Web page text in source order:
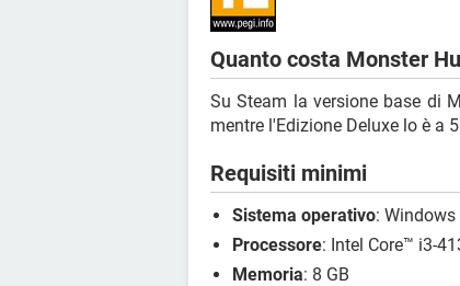
Quanto costa Monster
Su Steam la versione base di
mentre l'Edizione Deluxe lo è a
Requisiti minimi
Sistema operativo:
Processore: Intel Core™ i3-
Memoria: 8 GB